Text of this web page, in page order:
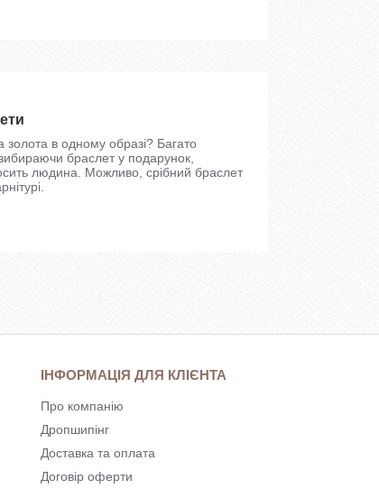
золота в одному образі? Багато
браслет у подарунок,
людина. Можливо, срібний браслет
ІНФОРМАЦІЯ ДЛЯ КЛІЄНТА
Про компанію
Дропшипінг
Доставка та оплата
Договір оферти